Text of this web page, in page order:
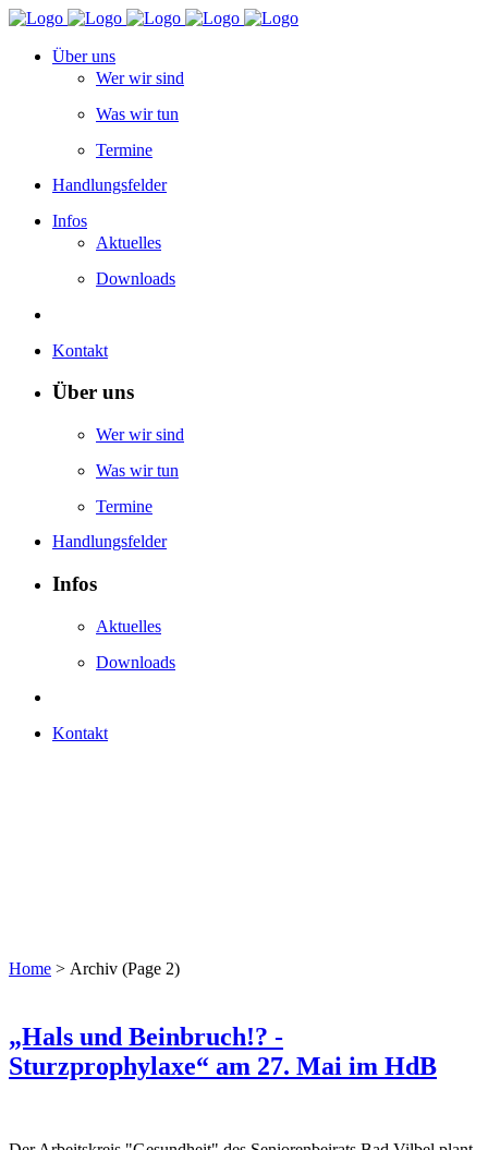
Über uns
Wer wir sind
Was wir tun
Termine
Handlungsfelder
Infos
Aktuelles
Downloads
Kontakt
Über uns
Wer wir sind
Was wir tun
Termine
Handlungsfelder
Infos
Aktuelles
Downloads
Kontakt
Home > Archiv (Page 2)
„Hals und Beinbruch!? -
Sturzprophylaxe“ am 27. Mai im HdB